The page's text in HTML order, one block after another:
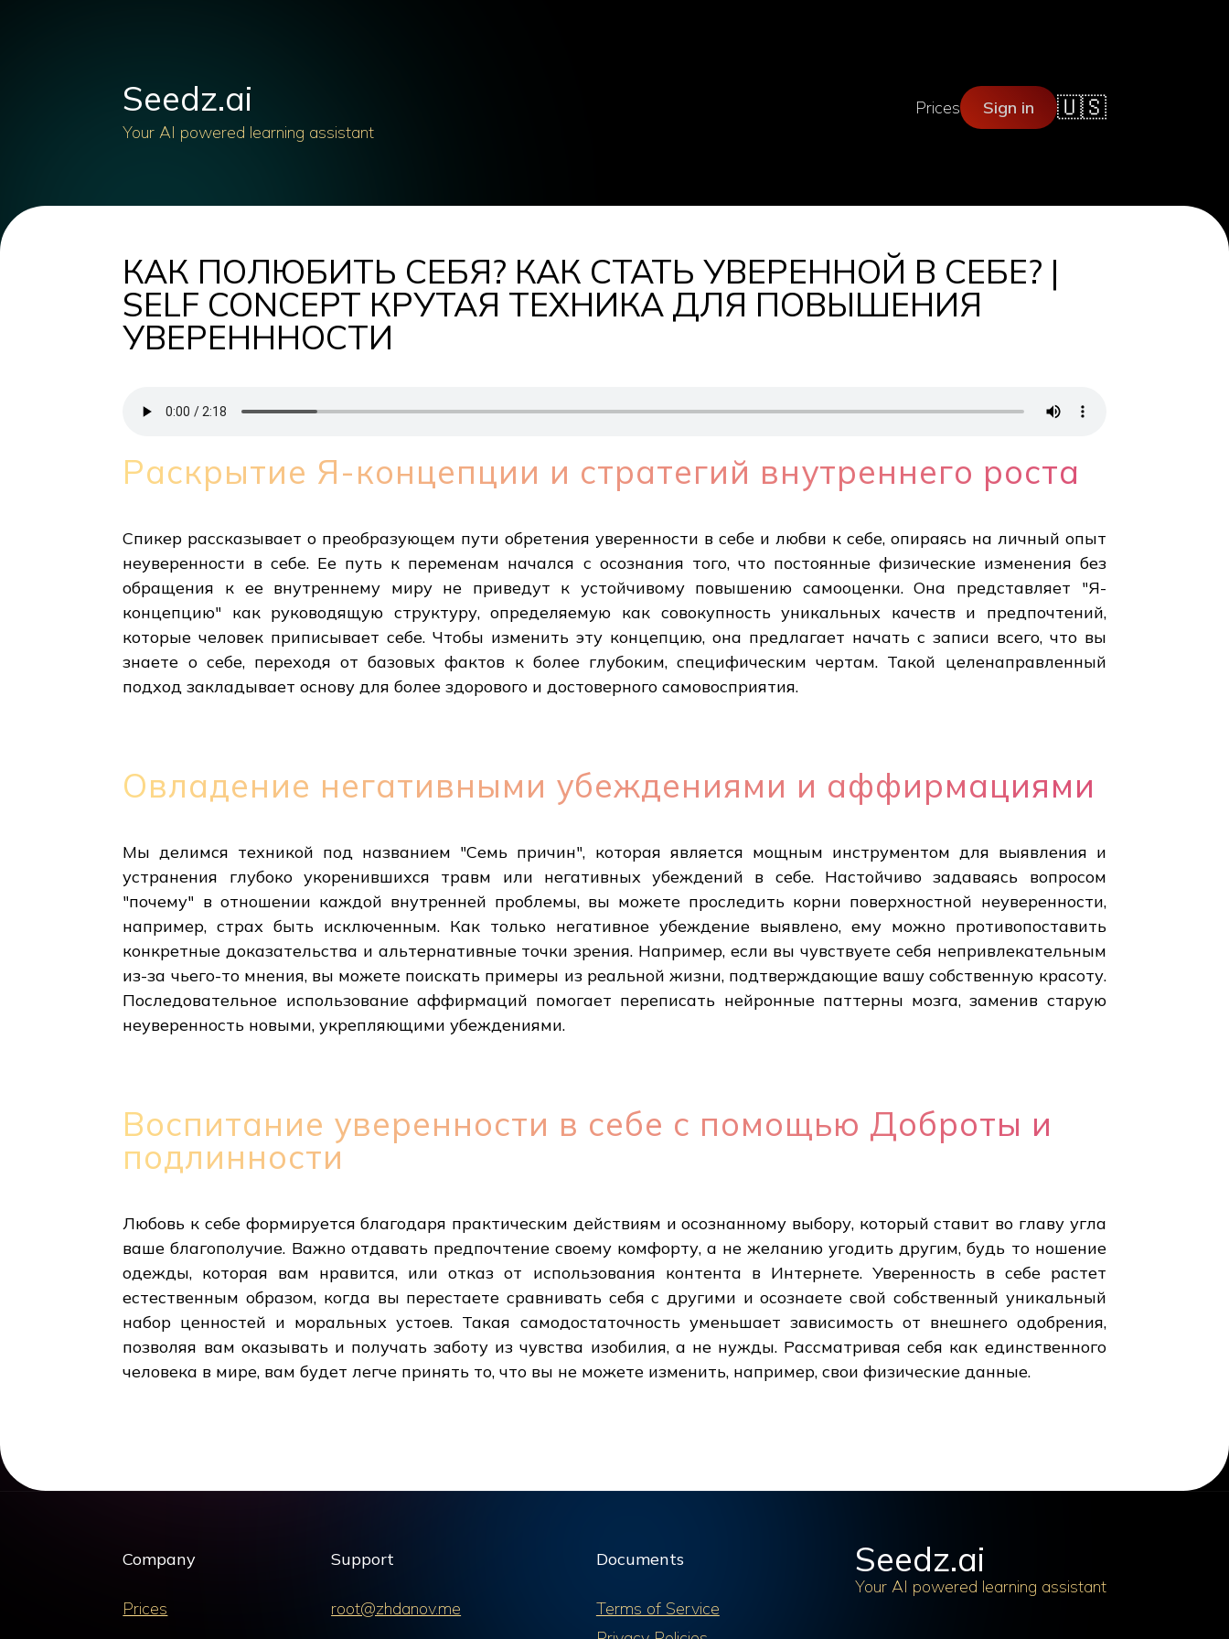
Seedz.ai
Your AI powered learning assistant
Prices Sign in 🇺🇸
КАК ПОЛЮБИТЬ СЕБЯ? КАК СТАТЬ УВЕРЕННОЙ В СЕБЕ? |
SELF CONCEPT КРУТАЯ ТЕХНИКА ДЛЯ ПОВЫШЕНИЯ
УВЕРЕНННОСТИ
Раскрытие Я-концепции и стратегий внутреннего роста
Спикер рассказывает о преобразующем пути обретения уверенности в себе и любви к себе, опираясь на личный опыт
неуверенности в себе. Ее путь к переменам начался с осознания того, что постоянные физические изменения без
обращения к ее внутреннему миру не приведут к устойчивому повышению самооценки. Она представляет "Я-
концепцию" как руководящую структуру, определяемую как совокупность уникальных качеств и предпочтений,
которые человек приписывает себе. Чтобы изменить эту концепцию, она предлагает начать с записи всего, что вы
знаете о себе, переходя от базовых фактов к более глубоким, специфическим чертам. Такой целенаправленный
подход закладывает основу для более здорового и достоверного самовосприятия.
Овладение негативными убеждениями и аффирмациями
Мы делимся техникой под названием "Семь причин", которая является мощным инструментом для выявления и
устранения глубоко укоренившихся травм или негативных убеждений в себе. Настойчиво задаваясь вопросом
"почему" в отношении каждой внутренней проблемы, вы можете проследить корни поверхностной неуверенности,
например, страх быть исключенным. Как только негативное убеждение выявлено, ему можно противопоставить
конкретные доказательства и альтернативные точки зрения. Например, если вы чувствуете себя непривлекательным
из-за чьего-то мнения, вы можете поискать примеры из реальной жизни, подтверждающие вашу собственную красоту.
Последовательное использование аффирмаций помогает переписать нейронные паттерны мозга, заменив старую
неуверенность новыми, укрепляющими убеждениями.
Воспитание уверенности в себе с помощью Доброты и
подлинности
Любовь к себе формируется благодаря практическим действиям и осознанному выбору, который ставит во главу угла
ваше благополучие. Важно отдавать предпочтение своему комфорту, а не желанию угодить другим, будь то ношение
одежды, которая вам нравится, или отказ от использования контента в Интернете. Уверенность в себе растет
естественным образом, когда вы перестаете сравнивать себя с другими и осознаете свой собственный уникальный
набор ценностей и моральных устоев. Такая самодостаточность уменьшает зависимость от внешнего одобрения,
позволяя вам оказывать и получать заботу из чувства изобилия, а не нужды. Рассматривая себя как единственного
человека в мире, вам будет легче принять то, что вы не можете изменить, например, свои физические данные.
Company
Prices
Support
root@zhdanov.me
Documents
Terms of Service
Seedz.ai
Your AI powered learning assistant